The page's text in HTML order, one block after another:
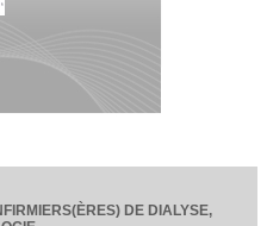
DE DIALYSE,